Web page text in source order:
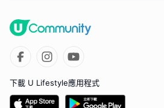
下載 U Lifestyle應用程式